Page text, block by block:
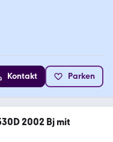
Kontakt Parken
2002 Bj mit